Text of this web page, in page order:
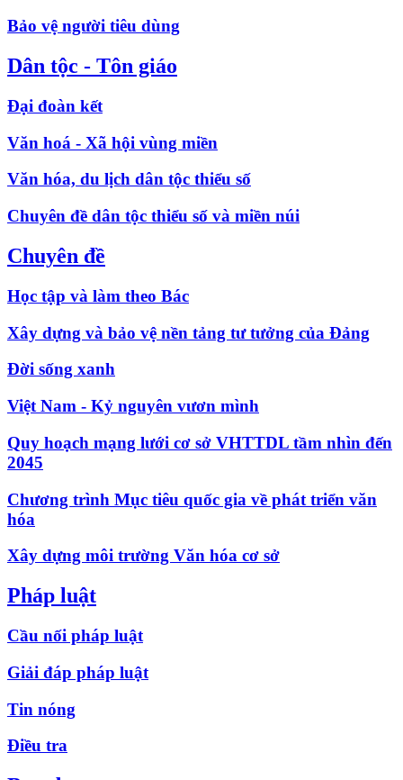
Bảo vệ người tiêu dùng
Dân tộc - Tôn giáo
Đại đoàn kết
Văn hoá - Xã hội vùng miền
Văn hóa, du lịch dân tộc thiểu số
Chuyên đề dân tộc thiểu số và miền núi
Chuyên đề
Học tập và làm theo Bác
Xây dựng và bảo vệ nền tảng tư tưởng của Đảng
Đời sống xanh
Việt Nam - Kỷ nguyên vươn mình
Quy hoạch mạng lưới cơ sở VHTTDL tầm nhìn đến
2045
Chương trình Mục tiêu quốc gia về phát triển văn
hóa
Xây dựng môi trường Văn hóa cơ sở
Pháp luật
Cầu nối pháp luật
Giải đáp pháp luật
Tin nóng
Điều tra